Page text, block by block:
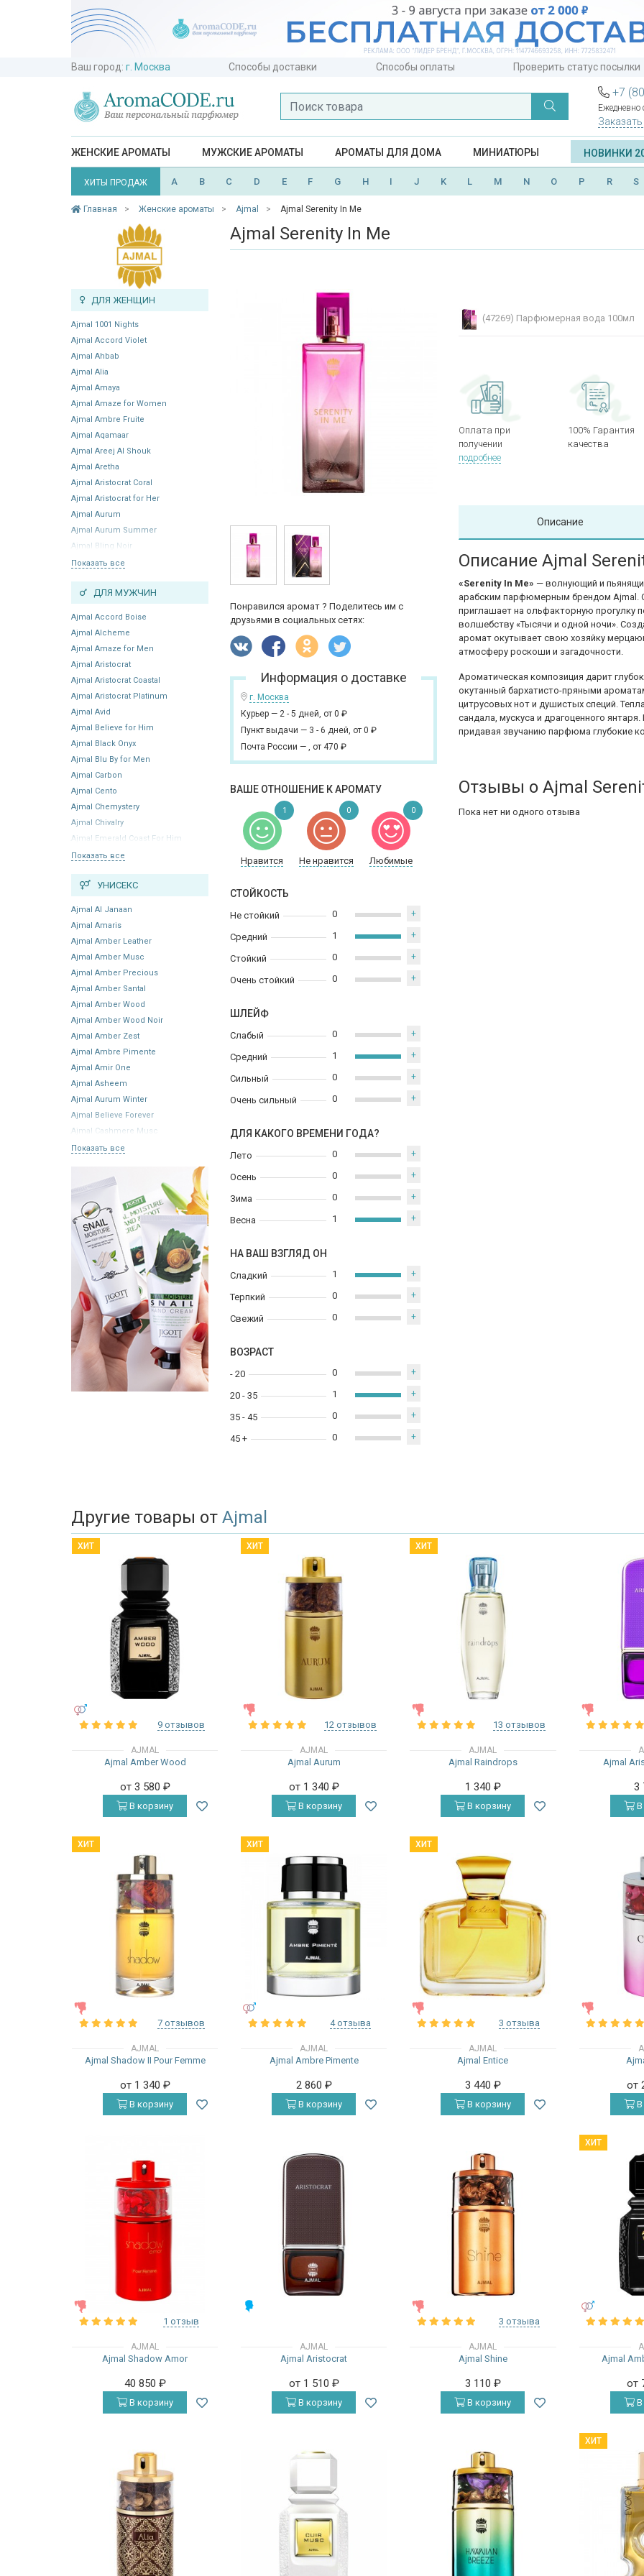
Ваш город: г. Москва Способы доставки Способы оплаты Проверить статус посылки
+7
Ежедневно
ЖЕНСКИЕ АРОМАТЫ МУЖСКИЕ АРОМАТЫ АРОМАТЫ ДЛЯ ДОМА МИНИАТЮРЫ НОВИНКИ
ХИТЫ ПРОДАЖ A B C D E F G H I J K L M N O P R S
Главная Женские ароматы Ajmal Ajmal Serenity In Me
ДЛЯ ЖЕНЩИН
Ajmal 1001 Nights
Ajmal Accord Violet
Ajmal Ahbab
Ajmal Alia
Ajmal Amaya
Ajmal Amaze for Women
Ajmal Ambre Fruite
Ajmal Aqamaar
Ajmal Areej Al Shouk
Ajmal Aretha
Ajmal Aristocrat Coral
Ajmal Aristocrat for Her
Ajmal Aurum
Ajmal Aurum Summer
Ajmal Bling Noir
Показать все
ДЛЯ МУЖЧИН
Ajmal Accord Boise
Ajmal Alcheme
Ajmal Amaze for Men
Ajmal Aristocrat
Ajmal Aristocrat Coastal
Ajmal Aristocrat Platinum
Ajmal Avid
Ajmal Believe for Him
Ajmal Black Onyx
Ajmal Blu By for Men
Ajmal Carbon
Ajmal Cento
Ajmal Chemystery
Ajmal Chivalry
Ajmal Emerald Coast For Him
Показать все
УНИСЕКС
Ajmal Al Janaan
Ajmal Amaris
Ajmal Amber Leather
Ajmal Amber Musc
Ajmal Amber Precious
Ajmal Amber Santal
Ajmal Amber Wood
Ajmal Amber Wood Noir
Ajmal Amber Zest
Ajmal Ambre Pimente
Ajmal Amir One
Ajmal Asheem
Ajmal Aurum Winter
Ajmal Believe Forever
Ajmal Cashmere Musc
Показать все
Ajmal Serenity In Me
Понравился аромат ? Поделитесь им с
друзьями в социальных сетях:
Информация о доставке
г. Москва
Курьер — 2 - 5 дней, от 0 ₽
Пункт выдачи — 3 - 6 дней, от 0 ₽
Почта России — , от 470 ₽
ВАШЕ ОТНОШЕНИЕ К АРОМАТУ
Нравится Не нравится Любимые
1 0 0
СТОЙКОСТЬ
Не стойкий
Средний
Стойкий
Очень стойкий
0 +
1 +
0 +
0 +
ШЛЕЙФ
Слабый
Средний
Сильный
Очень сильный
0 +
1 +
0 +
0 +
ДЛЯ КАКОГО ВРЕМЕНИ ГОДА?
Лето
Осень
Зима
Весна
0 +
0 +
0 +
1 +
НА ВАШ ВЗГЛЯД ОН
Сладкий
Терпкий
Свежий
1 +
0 +
0 +
ВОЗРАСТ
- 20
20 - 35
35 - 45
45 +
0 +
1 +
0 +
0 +
(47269) Парфюмерная вода 100мл
Оплата при
получении
подробнее
100% Гарантия
качества
Описание
Описание Ajmal
«Serenity In Me» — волнующий и
арабским парфюмерным брендом Ajmal.
приглашает на ольфакторную прогулку
волшебству «Тысячи и одной ночи».
аромат окутывает свою хозяйку
атмосферу роскоши и загадочности.
Ароматическая композиция дарит
окутанный бархатисто-пряными
цитрусовых нот и душистых специй.
сандала, мускуса и драгоценного
придавая звучанию парфюма глубокие
Отзывы о Ajmal
Пока нет ни одного отзыва
Другие товары от Ajmal
ХИТ
9 отзывов
AJMAL
Ajmal Amber Wood
от 3 580 ₽
В корзину
ХИТ
12 отзывов
AJMAL
Ajmal Aurum
от 1 340 ₽
В корзину
ХИТ
13 отзывов
AJMAL
Ajmal Raindrops
1 340 ₽
В корзину
Ajmal
3
В
ХИТ
7 отзывов
AJMAL
Ajmal Shadow II Pour Femme
от 1 340 ₽
В корзину
ХИТ
4 отзыва
AJMAL
Ajmal Ambre Pimente
2 860 ₽
В корзину
ХИТ
3 отзыва
AJMAL
Ajmal Entice
3 440 ₽
В корзину
от
В
1 отзыв
AJMAL
Ajmal Shadow Amor
40 850 ₽
В корзину
AJMAL
Ajmal Aristocrat
от 1 510 ₽
В корзину
3 отзыва
AJMAL
Ajmal Shine
3 110 ₽
В корзину
ХИТ
Ajmal
от
В
ХИТ